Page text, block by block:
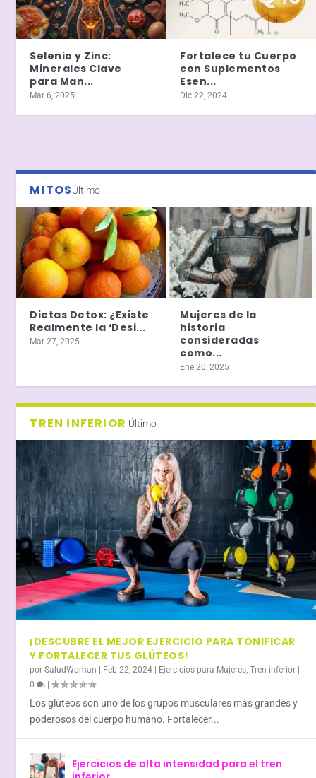
Selenio y Zinc:
Minerales Clave
para Man...
Mar 6, 2025
Fortalece tu Cuerpo
con Suplementos
Esen...
Dic 22, 2024
MITOSÚltimo
Dietas Detox: ¿Existe
Realmente la ‘Desi...
Mar 27, 2025
Mujeres de la
historia
consideradas
como...
Ene 20, 2025
TREN INFERIOR Último
¡DESCUBRE EL MEJOR EJERCICIO PARA TONIFICAR
Y FORTALECER TUS GLÚTEOS!
porSaludWoman Feb 22, 2024 Ejercicios para Mujeres,Tren inferior
0
|
Los glúteos son uno de los grupos musculares más grandes y
poderosos del cuerpo humano. Fortalecer...
Ejercicios de alta intensidad para el tren